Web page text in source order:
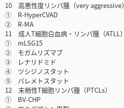
10 高悪性度リンパ腫（very aggressive）
① R-HyperCVAD
② R-MA
11 成人T細胞白血病・リンパ腫（ATLL）
① mLSG15
② モガムリズマブ
③ レナリドミド
④ ツシジノスタット
⑤ バレメトスタット
12 末梢性T細胞リンパ腫（PTCLs）
① BV-CHP